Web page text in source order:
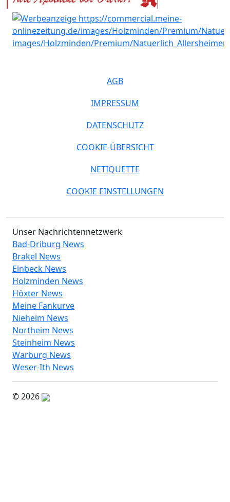
AGB
IMPRESSUM
DATENSCHUTZ
COOKIE-ÜBERSICHT
NETIQUETTE
COOKIE EINSTELLUNGEN
Unser Nachrichtennetzwerk
Bad-Driburg News
Brakel News
Einbeck News
Holzminden News
Höxter News
Meine Fankurve
Nieheim News
Northeim News
Steinheim News
Warburg News
Weser-Ith News
© 2026